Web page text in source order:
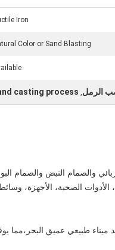
Iron
Color or Sand Blasting
الرمل,
casting process
والصمام النبض والصمام
الأدوات الصحية، الأجهزة،
طبيعي عميق البحر،مما